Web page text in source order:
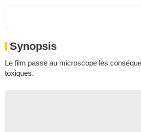
Synopsis
Le film passe au microscope les
toxiques.